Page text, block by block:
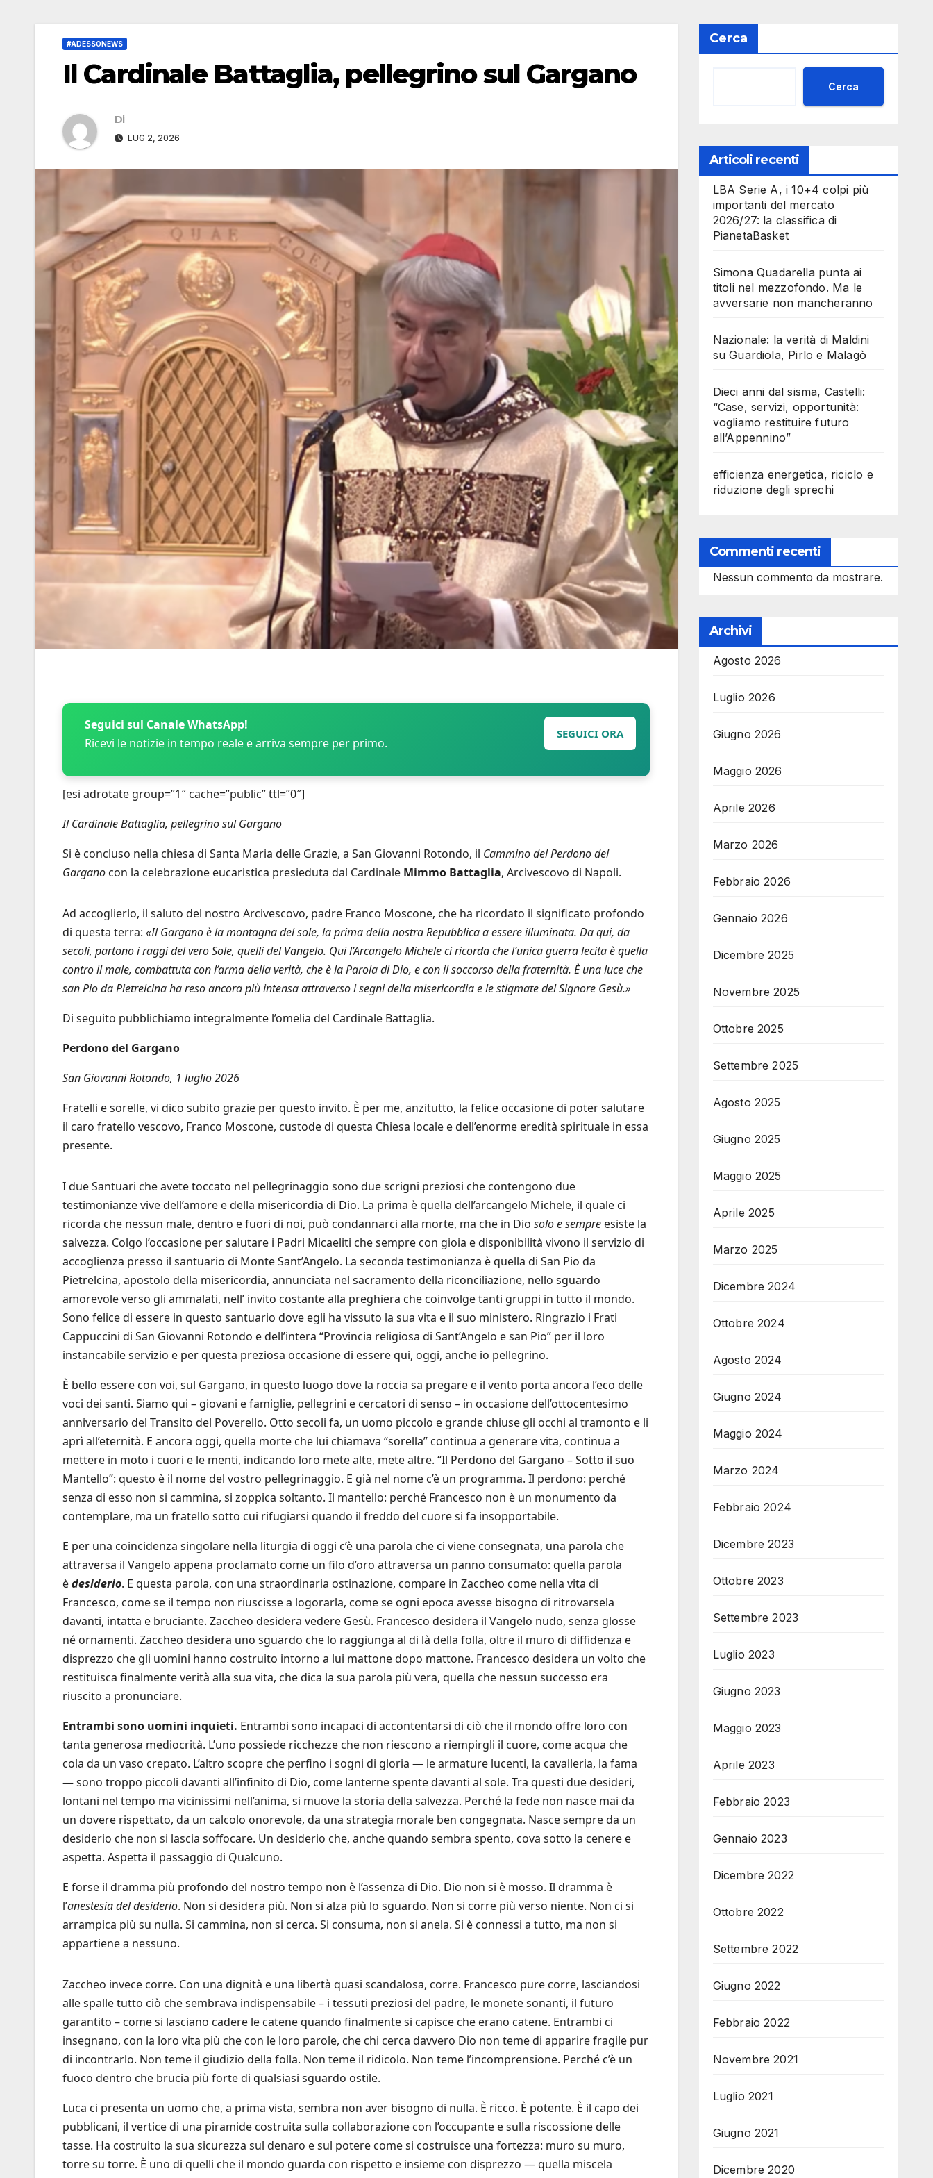
#ADESSONEWS
Il Cardinale Battaglia, pellegrino sul Gargano
Di
LUG 2, 2026
Seguici sul Canale WhatsApp!
Ricevi le notizie in tempo reale e arriva sempre per primo.
SEGUICI ORA
[esi adrotate group=”1″ cache=”public” ttl=”0″]
Il Cardinale Battaglia, pellegrino sul Gargano
Si è concluso nella chiesa di Santa Maria delle Grazie, a San Giovanni Rotondo, il Cammino del Perdono del
Gargano con la celebrazione eucaristica presieduta dal Cardinale Mimmo Battaglia, Arcivescovo di Napoli.
Ad accoglierlo, il saluto del nostro Arcivescovo, padre Franco Moscone, che ha ricordato il significato profondo
di questa terra: «Il Gargano è la montagna del sole, la prima della nostra Repubblica a essere illuminata. Da qui, da
secoli, partono i raggi del vero Sole, quelli del Vangelo. Qui l’Arcangelo Michele ci ricorda che l’unica guerra lecita è quella
contro il male, combattuta con l’arma della verità, che è la Parola di Dio, e con il soccorso della fraternità. È una luce che
san Pio da Pietrelcina ha reso ancora più intensa attraverso i segni della misericordia e le stigmate del Signore Gesù.»
Di seguito pubblichiamo integralmente l’omelia del Cardinale Battaglia.
Perdono del Gargano
San Giovanni Rotondo, 1 luglio 2026
Fratelli e sorelle, vi dico subito grazie per questo invito. È per me, anzitutto, la felice occasione di poter salutare
il caro fratello vescovo, Franco Moscone, custode di questa Chiesa locale e dell’enorme eredità spirituale in essa
presente.
I due Santuari che avete toccato nel pellegrinaggio sono due scrigni preziosi che contengono due
testimonianze vive dell’amore e della misericordia di Dio. La prima è quella dell’arcangelo Michele, il quale ci
ricorda che nessun male, dentro e fuori di noi, può condannarci alla morte, ma che in Dio solo e sempre esiste la
salvezza. Colgo l’occasione per salutare i Padri Micaeliti che sempre con gioia e disponibilità vivono il servizio di
accoglienza presso il santuario di Monte Sant’Angelo. La seconda testimonianza è quella di San Pio da
Pietrelcina, apostolo della misericordia, annunciata nel sacramento della riconciliazione, nello sguardo
amorevole verso gli ammalati, nell’ invito costante alla preghiera che coinvolge tanti gruppi in tutto il mondo.
Sono felice di essere in questo santuario dove egli ha vissuto la sua vita e il suo ministero. Ringrazio i Frati
Cappuccini di San Giovanni Rotondo e dell’intera “Provincia religiosa di Sant’Angelo e san Pio” per il loro
instancabile servizio e per questa preziosa occasione di essere qui, oggi, anche io pellegrino.
È bello essere con voi, sul Gargano, in questo luogo dove la roccia sa pregare e il vento porta ancora l’eco delle
voci dei santi. Siamo qui – giovani e famiglie, pellegrini e cercatori di senso – in occasione dell’ottocentesimo
anniversario del Transito del Poverello. Otto secoli fa, un uomo piccolo e grande chiuse gli occhi al tramonto e li
aprì all’eternità. E ancora oggi, quella morte che lui chiamava “sorella” continua a generare vita, continua a
mettere in moto i cuori e le menti, indicando loro mete alte, mete altre. “Il Perdono del Gargano – Sotto il suo
Mantello”: questo è il nome del vostro pellegrinaggio. E già nel nome c’è un programma. Il perdono: perché
senza di esso non si cammina, si zoppica soltanto. Il mantello: perché Francesco non è un monumento da
contemplare, ma un fratello sotto cui rifugiarsi quando il freddo del cuore si fa insopportabile.
E per una coincidenza singolare nella liturgia di oggi c’è una parola che ci viene consegnata, una parola che
attraversa il Vangelo appena proclamato come un filo d’oro attraversa un panno consumato: quella parola
èdesiderio. E questa parola, con una straordinaria ostinazione, compare in Zaccheo come nella vita di
Francesco, come se il tempo non riuscisse a logorarla, come se ogni epoca avesse bisogno di ritrovarsela
davanti, intatta e bruciante. Zaccheo desidera vedere Gesù. Francesco desidera il Vangelo nudo, senza glosse
né ornamenti. Zaccheo desidera uno sguardo che lo raggiunga al di là della folla, oltre il muro di diffidenza e
disprezzo che gli uomini hanno costruito intorno a lui mattone dopo mattone. Francesco desidera un volto che
restituisca finalmente verità alla sua vita, che dica la sua parola più vera, quella che nessun successo era
riuscito a pronunciare.
Entrambi sono uomini inquieti. Entrambi sono incapaci di accontentarsi di ciò che il mondo offre loro con
tanta generosa mediocrità. L’uno possiede ricchezze che non riescono a riempirgli il cuore, come acqua che
cola da un vaso crepato. L’altro scopre che perfino i sogni di gloria — le armature lucenti, la cavalleria, la fama
— sono troppo piccoli davanti all’infinito di Dio, come lanterne spente davanti al sole. Tra questi due desideri,
lontani nel tempo ma vicinissimi nell’anima, si muove la storia della salvezza. Perché la fede non nasce mai da
un dovere rispettato, da un calcolo onorevole, da una strategia morale ben congegnata. Nasce sempre da un
desiderio che non si lascia soffocare. Un desiderio che, anche quando sembra spento, cova sotto la cenere e
aspetta. Aspetta il passaggio di Qualcuno.
E forse il dramma più profondo del nostro tempo non è l’assenza di Dio. Dio non si è mosso. Il dramma è
l’anestesia del desiderio. Non si desidera più. Non si alza più lo sguardo. Non si corre più verso niente. Non ci si
arrampica più su nulla. Si cammina, non si cerca. Si consuma, non si anela. Si è connessi a tutto, ma non si
appartiene a nessuno.
Zaccheo invece corre. Con una dignità e una libertà quasi scandalosa, corre. Francesco pure corre, lasciandosi
alle spalle tutto ciò che sembrava indispensabile – i tessuti preziosi del padre, le monete sonanti, il futuro
garantito – come si lasciano cadere le catene quando finalmente si capisce che erano catene. Entrambi ci
insegnano, con la loro vita più che con le loro parole, che chi cerca davvero Dio non teme di apparire fragile pur
di incontrarlo. Non teme il giudizio della folla. Non teme il ridicolo. Non teme l’incomprensione. Perché c’è un
fuoco dentro che brucia più forte di qualsiasi sguardo ostile.
Luca ci presenta un uomo che, a prima vista, sembra non aver bisogno di nulla. È ricco. È potente. È il capo dei
pubblicani, il vertice di una piramide costruita sulla collaborazione con l’occupante e sulla riscossione delle
tasse. Ha costruito la sua sicurezza sul denaro e sul potere come si costruisce una fortezza: muro su muro,
torre su torre. È uno di quelli che il mondo guarda con rispetto e insieme con disprezzo — quella miscela
Cerca
Cerca
Articoli recenti
LBA Serie A, i 10+4 colpi più
importanti del mercato
2026/27: la classifica di
PianetaBasket
Simona Quadarella punta ai
titoli nel mezzofondo. Ma le
avversarie non mancheranno
Nazionale: la verità di Maldini
su Guardiola, Pirlo e Malagò
Dieci anni dal sisma, Castelli:
“Case, servizi, opportunità:
vogliamo restituire futuro
all’Appennino”
efficienza energetica, riciclo e
riduzione degli sprechi
Commenti recenti
Nessun commento da mostrare.
Archivi
Agosto 2026
Luglio 2026
Giugno 2026
Maggio 2026
Aprile 2026
Marzo 2026
Febbraio 2026
Gennaio 2026
Dicembre 2025
Novembre 2025
Ottobre 2025
Settembre 2025
Agosto 2025
Giugno 2025
Maggio 2025
Aprile 2025
Marzo 2025
Dicembre 2024
Ottobre 2024
Agosto 2024
Giugno 2024
Maggio 2024
Marzo 2024
Febbraio 2024
Dicembre 2023
Ottobre 2023
Settembre 2023
Luglio 2023
Giugno 2023
Maggio 2023
Aprile 2023
Febbraio 2023
Gennaio 2023
Dicembre 2022
Ottobre 2022
Settembre 2022
Giugno 2022
Febbraio 2022
Novembre 2021
Luglio 2021
Giugno 2021
Dicembre 2020